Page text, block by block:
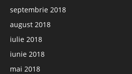
septembrie 2018
august 2018
iulie 2018
iunie 2018
mai 2018